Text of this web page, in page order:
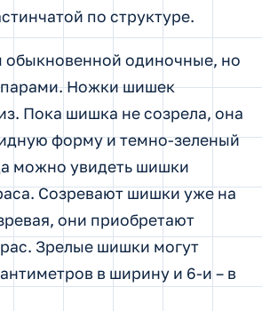
по структуре.
одиночные, но
парами. Ножки шишек
Пока шишка не созрела, она
форму и темно-зеленый
можно увидеть шишки
Созревают шишки уже на
они приобретают
Зрелые шишки могут
в ширину и 6-и – в